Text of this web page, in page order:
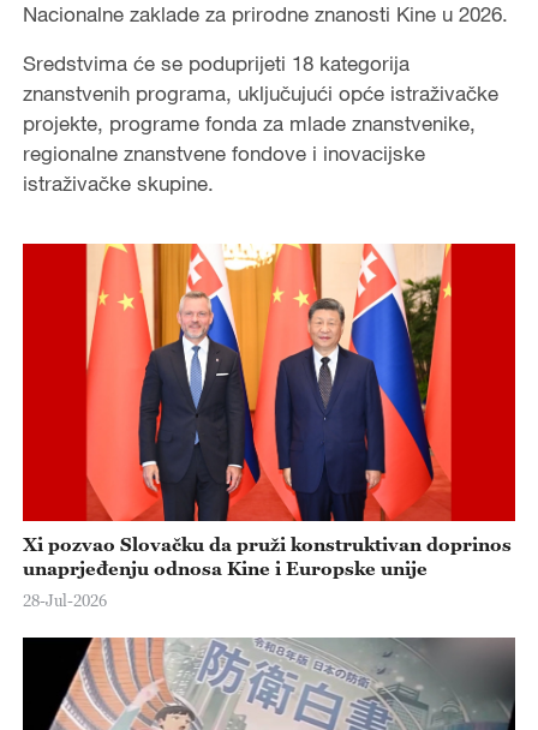
Nacionalne zaklade za prirodne znanosti Kine u 2026.
Sredstvima će se poduprijeti 18 kategorija
znanstvenih programa, uključujući opće istraživačke
projekte, programe fonda za mlade znanstvenike,
regionalne znanstvene fondove i inovacijske
istraživačke skupine.
Xi pozvao Slovačku da pruži konstruktivan doprinos
unaprjeđenju odnosa Kine i Europske unije
28-Jul-2026